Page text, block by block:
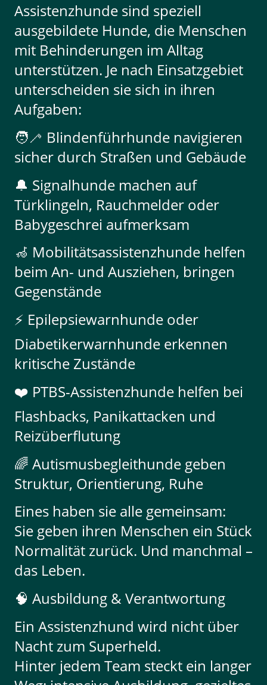
Assistenzhunde sind speziell
ausgebildete Hunde, die Menschen
mit Behinderungen im Alltag
unterstützen. Je nach Einsatzgebiet
unterscheiden sie sich in ihren
Aufgaben:
🧑‍🦯 Blindenführhunde navigieren
sicher durch Straßen und Gebäude
🔔 Signalhunde machen auf
Türklingeln, Rauchmelder oder
Babygeschrei aufmerksam
🦽 Mobilitätsassistenzhunde helfen
beim An- und Ausziehen, bringen
Gegenstände
⚡ Epilepsiewarnhunde oder
Diabetikerwarnhunde erkennen
kritische Zustände
❤️ PTBS-Assistenzhunde helfen bei
Flashbacks, Panikattacken und
Reizüberflutung
🌈 Autismusbegleithunde geben
Struktur, Orientierung, Ruhe
Eines haben sie alle gemeinsam:
Sie geben ihren Menschen ein Stück
Normalität zurück. Und manchmal –
das Leben.
🧠 Ausbildung & Verantwortung
Ein Assistenzhund wird nicht über
Nacht zum Superheld.
Hinter jedem Team steckt ein langer